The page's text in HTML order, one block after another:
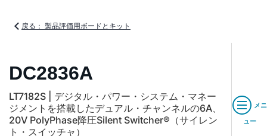
戻る： 製品評価用ボードとキット
DC2836A
LT7182S | デジタル・パワー・システム・マネー
ジメントを搭載したデュアル・チャンネルの6A、
20V PolyPhase降圧Silent Switcher®（サイレン
ト・スイッチャ）
メニ
ュー